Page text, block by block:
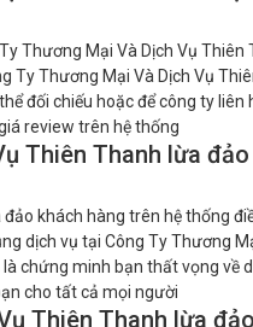
Thương Mại Và Dịch Vụ Thiên
Ty Thương Mại Và Dịch Vụ
đối chiếu hoặc để công ty liên
review trên hệ thống
Thiên Thanh lừa
khách hàng trên hệ thống
dịch vụ tại Công Ty Thương
chứng minh bạn thất vọng về
cho tất cả mọi người
Thiên Thanh lừa